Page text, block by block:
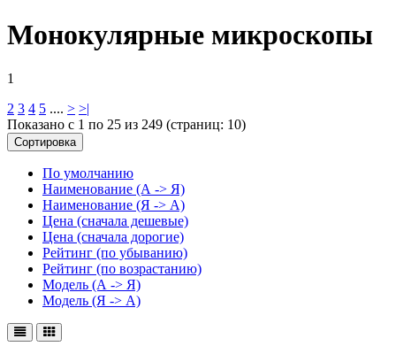
Монокулярные микроскопы
1
2 3 4 5 .... > >|
Показано с 1 по 25 из 249 (страниц: 10)
Сортировка
По умолчанию
Наименование (А -> Я)
Наименование (Я -> А)
Цена (сначала дешевые)
Цена (сначала дорогие)
Рейтинг (по убыванию)
Рейтинг (по возрастанию)
Модель (А -> Я)
Модель (Я -> А)